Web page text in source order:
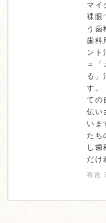
マイ
裸眼
う歯
歯科
ント
＝「
る」
す。
ての
伝い
いま
たち
し歯
だけ
有吉